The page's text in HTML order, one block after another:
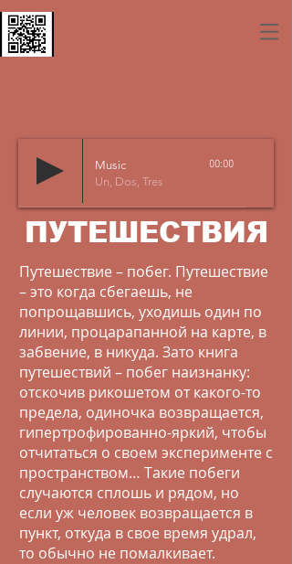
Music
Un, Dos, Tres
00:00
ПУТЕШЕСТВИЯ
Путешествие – побег. Путешествие
– это когда сбегаешь, не
попрощавшись, уходишь один по
линии, процарапанной на карте, в
забвение, в никуда. Зато книга
путешествий – побег наизнанку:
отскочив рикошетом от какого-то
предела, одиночка возвращается,
гипертрофированно-яркий, чтобы
отчитаться о своем эксперименте с
пространством… Такие побеги
случаются сплошь и рядом, но
если уж человек возвращается в
пункт, откуда в свое время удрал,
то обычно не помалкивает.